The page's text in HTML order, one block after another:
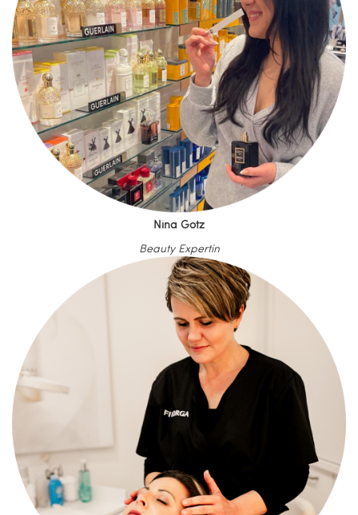
Nina Götz
Beauty Expertin